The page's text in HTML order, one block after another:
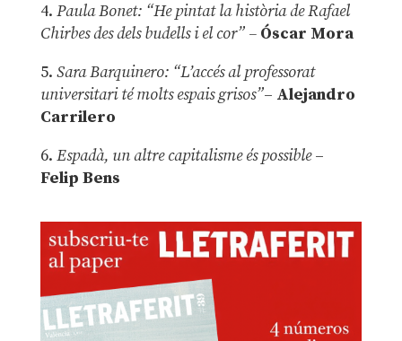
4. Paula Bonet: “He pintat la història de Rafael
Chirbes des dels budells i el cor” –Óscar Mora
5. Sara Barquinero: “L’accés al professorat
universitari té molts espais grisos”– Alejandro
Carrilero
6. Espadà, un altre capitalisme és possible –
Felip Bens